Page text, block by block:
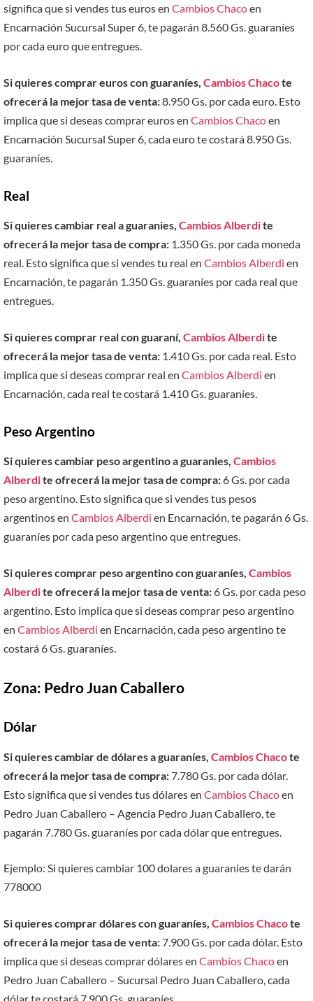
significa que si vendes tus euros en Cambios Chacoen
Encarnación Sucursal Super 6, te pagarán 8.560 Gs. guaraníes
por cada euro que entregues.
Si quieres comprar euros con guaraníes, Cambios Chacote
ofrecerá la mejor tasa de venta:8.950 Gs. por cada euro. Esto
implica que si deseas comprar euros en Cambios Chacoen
Encarnación Sucursal Super 6, cada euro te costará 8.950 Gs.
guaraníes.
Real
Si quieres cambiar real a guaranies, Cambios Alberdite
ofrecerá la mejor tasa de compra: 1.350 Gs. por cada moneda
real. Esto significa que si vendes tu real en Cambios Alberdi en
Encarnación, te pagarán 1.350 Gs. guaraníes por cada real que
entregues.
Si quieres comprar real con guaraní, Cambios Alberdite
ofrecerá la mejor tasa de venta: 1.410 Gs. por cada real. Esto
implica que si deseas comprar real en Cambios Alberdi en
Encarnación, cada real te costará 1.410 Gs. guaraníes.
Peso Argentino
Si quieres cambiar peso argentino a guaranies, Cambios
Alberdite ofrecerá la mejor tasa de compra:6 Gs. por cada
peso argentino. Esto significa que si vendes tus pesos
argentinos en Cambios Alberdi en Encarnación, te pagarán 6 Gs.
guaraníes por cada peso argentino que entregues.
Si quieres comprar peso argentino con guaraníes, Cambios
Alberdite ofrecerá la mejor tasa de venta:6 Gs. por cada peso
argentino. Esto implica que si deseas comprar peso argentino
en Cambios Alberdi en Encarnación, cada peso argentino te
costará 6 Gs. guaraníes.
Zona: Pedro Juan Caballero
Dólar
Si quieres cambiar de dólares a guaraníes, Cambios Chacote
ofrecerá la mejor tasa de compra:7.780 Gs. por cada dólar.
Esto significa que si vendes tus dólares en Cambios Chacoen
Pedro Juan Caballero – Agencia Pedro Juan Caballero, te
pagarán 7.780 Gs. guaraníes por cada dólar que entregues.
Ejemplo: Si quieres cambiar 100 dolares a guaranies te darán
778000
Si quieres comprar dólares con guaraníes, Cambios Chacote
ofrecerá la mejor tasa de venta:7.900 Gs. por cada dólar. Esto
implica que si deseas comprar dólares en Cambios Chacoen
Pedro Juan Caballero – Sucursal Pedro Juan Caballero, cada